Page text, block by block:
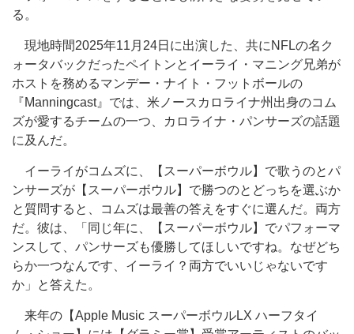
る。
現地時間2025年11月24日に出演した、共にNFLの名ク
ォータバックだったペイトンとイーライ・マニング兄弟が
ホストを務めるマンデー・ナイト・フットボールの
『Manningcast』では、米ノースカロライナ州出身のコム
ズが愛するチームの一つ、カロライナ・パンサーズの話題
に及んだ。
イーライがコムズに、【スーパーボウル】で歌うのとパ
ンサーズが【スーパーボウル】で勝つのとどっちを選ぶか
と質問すると、コムズは最善の答えをすぐに選んだ。両方
だ。彼は、「同じ年に、【スーパーボウル】でパフォーマ
ンスして、パンサーズも優勝してほしいですね。なぜどち
らか一つなんです、イーライ？両方でいいじゃないです
か」と答えた。
来年の【Apple Music スーパーボウルLX ハーフタイ